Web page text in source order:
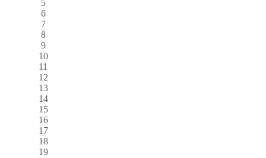
5
6
7
8
9
10
11
12
13
14
15
16
17
18
19